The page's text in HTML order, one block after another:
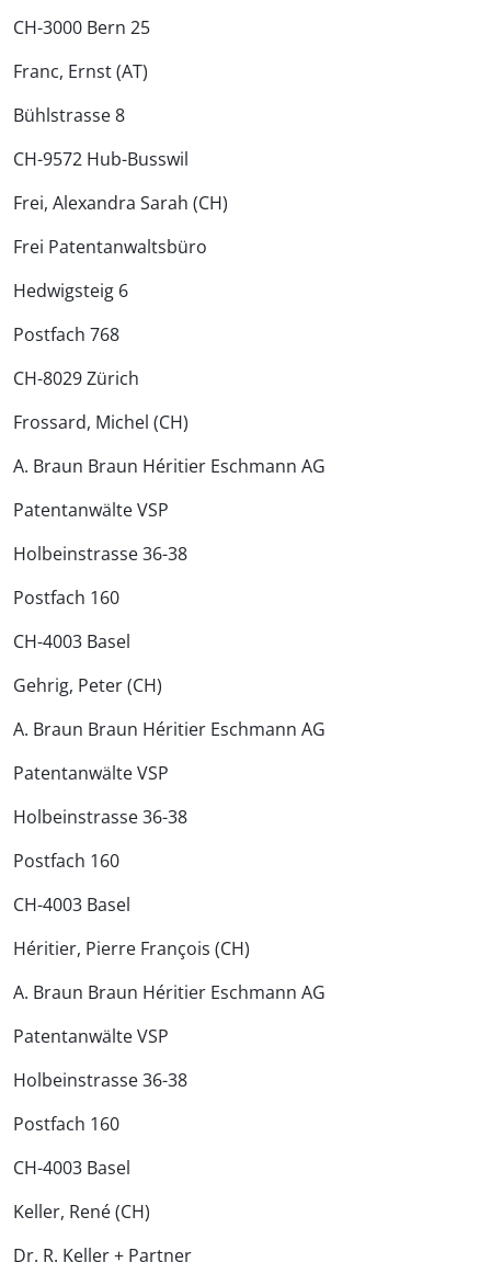
CH-3000 Bern 25
Franc, Ernst (AT)
Bühlstrasse 8
CH-9572 Hub-Busswil
Frei, Alexandra Sarah (CH)
Frei Patentanwaltsbüro
Hedwigsteig 6
Postfach 768
CH-8029 Zürich
Frossard, Michel (CH)
A. Braun Braun Héritier Eschmann AG
Patentanwälte VSP
Holbeinstrasse 36-38
Postfach 160
CH-4003 Basel
Gehrig, Peter (CH)
A. Braun Braun Héritier Eschmann AG
Patentanwälte VSP
Holbeinstrasse 36-38
Postfach 160
CH-4003 Basel
Héritier, Pierre François (CH)
A. Braun Braun Héritier Eschmann AG
Patentanwälte VSP
Holbeinstrasse 36-38
Postfach 160
CH-4003 Basel
Keller, René (CH)
Dr. R. Keller + Partner